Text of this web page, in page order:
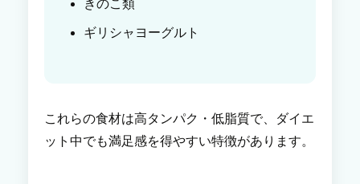
きのこ類
ギリシャヨーグルト
これらの食材は高タンパク・低脂質で、ダイエ
ット中でも満足感を得やすい特徴があります。